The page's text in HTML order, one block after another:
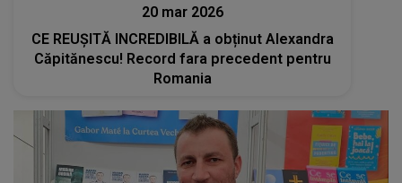
20 mar 2026
CE REUȘITĂ INCREDIBILĂ a obținut Alexandra
Căpitănescu! Record fara precedent pentru
Romania